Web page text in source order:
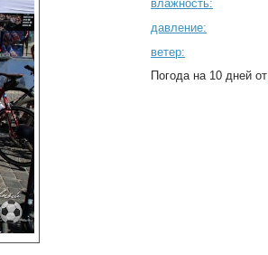
влажность:
давление:
ветер:
Погода на 10 дней от